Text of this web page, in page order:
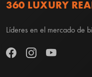
360 LUXURY
Líderes en el mercado de